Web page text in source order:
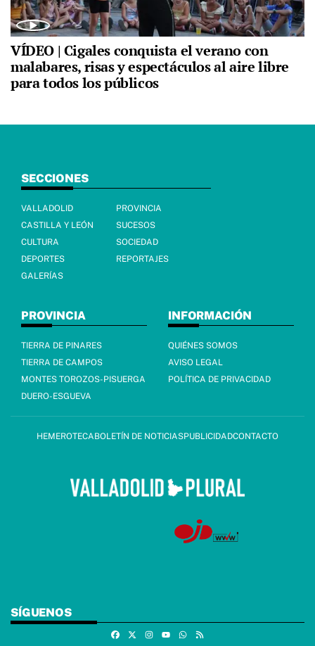
VÍDEO | Cigales conquista el verano con
malabares, risas y espectáculos al aire libre
para todos los públicos
SECCIONES
VALLADOLID
PROVINCIA
CASTILLA Y LEÓN
SUCESOS
CULTURA
SOCIEDAD
DEPORTES
REPORTAJES
GALERÍAS
PROVINCIA
TIERRA DE PINARES
TIERRA DE CAMPOS
MONTES TOROZOS-PISUERGA
DUERO-ESGUEVA
INFORMACIÓN
QUIÉNES SOMOS
AVISO LEGAL
POLÍTICA DE PRIVACIDAD
HEMEROTECABOLETÍN DE NOTICIASPUBLICIDADCONTACTO
SÍGUENOS
FacebookInstagramWhatsapp